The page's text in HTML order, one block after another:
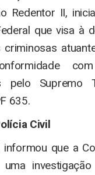
Redentor II,
que visa à
criminosas
pelo Supremo
635.
Civil
informou que a